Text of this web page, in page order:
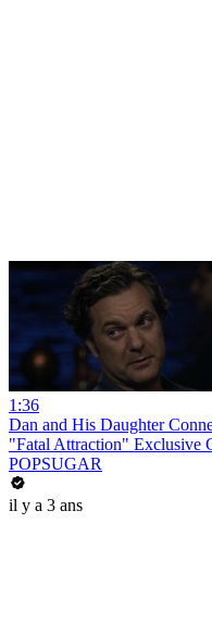
1:36
Dan and His Daughter
"Fatal Attraction" Exclusive
POPSUGAR
il y a 3 ans